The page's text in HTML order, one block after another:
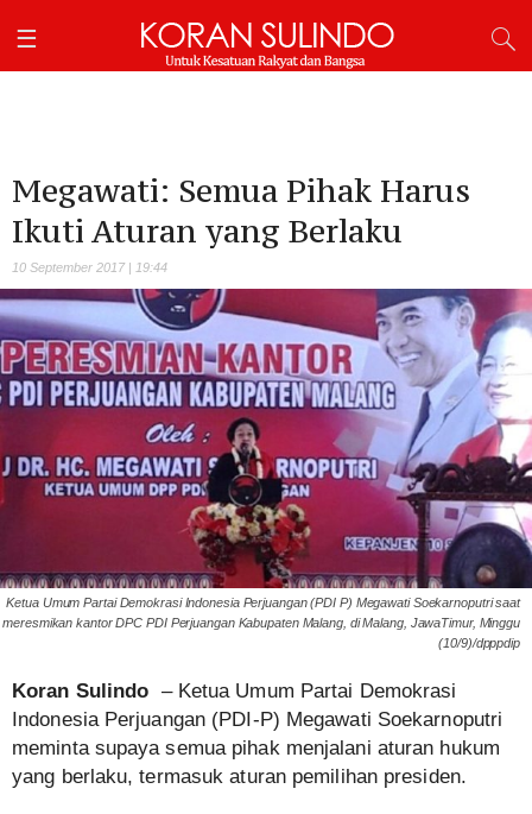
Megawati: Semua Pihak Harus
Ikuti Aturan yang Berlaku
10 September 2017 | 19:44
Ketua Umum Partai Demokrasi Indonesia Perjuangan (PDI P) Megawati Soekarnoputri saat
meresmikan kantor DPC PDI Perjuangan Kabupaten Malang, di Malang, JawaTimur, Minggu
(10/9)/dpppdip
Koran Sulindo – Ketua Umum Partai Demokrasi
Indonesia Perjuangan (PDI-P) Megawati Soekarnoputri
meminta supaya semua pihak menjalani aturan hukum
yang berlaku, termasuk aturan pemilihan presiden.